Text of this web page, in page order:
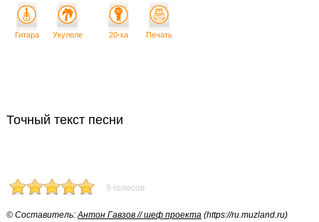
Точный текст песни
9 голосов
© Cоставитель:Антон Гавзов // шеф проекта (https://ru.muzland.ru)
Гитара Укулеле 20-ка Печать